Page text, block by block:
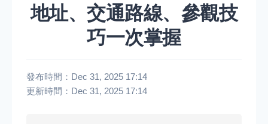
地址、交通路線、參觀技
巧一次掌握
發布時間：Dec 31, 2025 17:14
更新時間：Dec 31, 2025 17:14